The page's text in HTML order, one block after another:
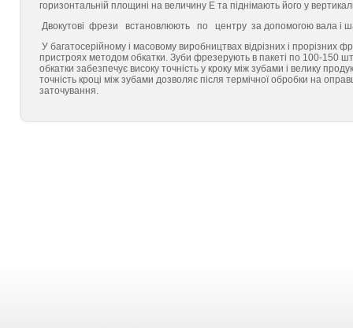
горизонтальній площині на величину Е та піднімають його у
Двокутові фрези встановлюють по центру за допомогою вала і
У багатосерійному і масовому виробництвах відрізних і
пристроях методом обкатки. Зуби фрезерують в пакеті по 100-150
обкатки забезпечує високу точність у кроку між зубами і велику
точність кроці між зубами дозволяє після термічної обробки на
заточування.